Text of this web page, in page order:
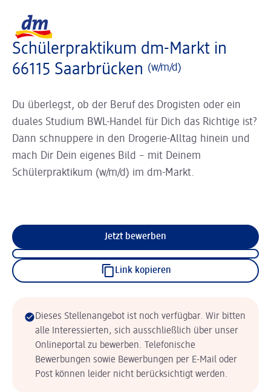
Schülerpraktikum dm-Markt in
66115 Saarbrücken (w/m/d)
Du überlegst, ob der Beruf des Drogisten oder ein
duales Studium BWL-Handel für Dich das Richtige ist?
Dann schnuppere in den Drogerie-Alltag hinein und
mach Dir Dein eigenes Bild – mit Deinem
Schülerpraktikum (w/m/d) im dm-Markt.
Jetzt bewerben
Link kopieren
Dieses Stellenangebot ist noch verfügbar. Wir bitten
alle Interessierten, sich ausschließlich über unser
Onlineportal zu bewerben. Telefonische
Bewerbungen sowie Bewerbungen per E-Mail oder
Post können leider nicht berücksichtigt werden.